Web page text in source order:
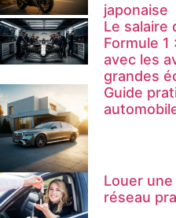
japonaise
Le salaire
Formule 1
avec les
grandes
Guide
Louer
réseau